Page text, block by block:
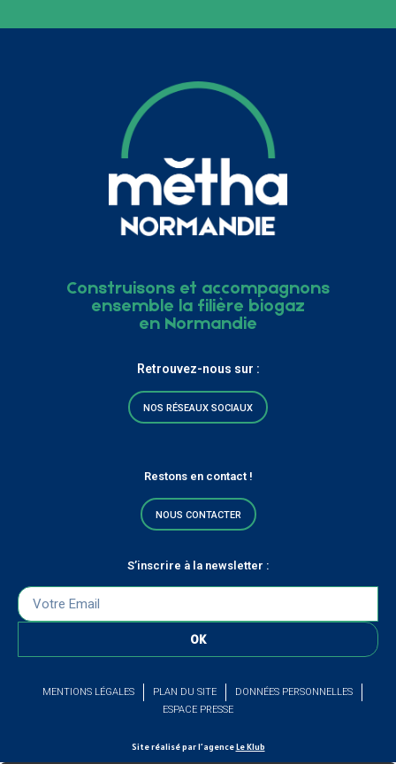
Construisons et accompagnons
ensemble la filière biogaz
en Normandie
Retrouvez-nous sur :
NOS RÉSEAUX SOCIAUX
Restons en contact !
NOUS CONTACTER
S’inscrire à la newsletter :
OK
MENTIONS LÉGALES PLAN DU SITE
DONNÉES PERSONNELLES
ESPACE PRESSE
Site réalisé par l’agenceLe Klub